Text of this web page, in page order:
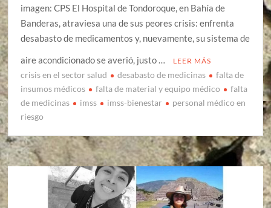
imagen: CPS El Hospital de Tondoroque, en Bahía de
Banderas, atraviesa una de sus peores crisis: enfrenta
desabasto de medicamentos y, nuevamente, su sistema de
aire acondicionado se averió, justo …
LEER MÁS
crisis en el sector salud desabasto de medicinas
falta de
insumos médicos
falta de material y equipo médico
falta
de medicinas
imss imss-bienestar
personal médico en
riesgo